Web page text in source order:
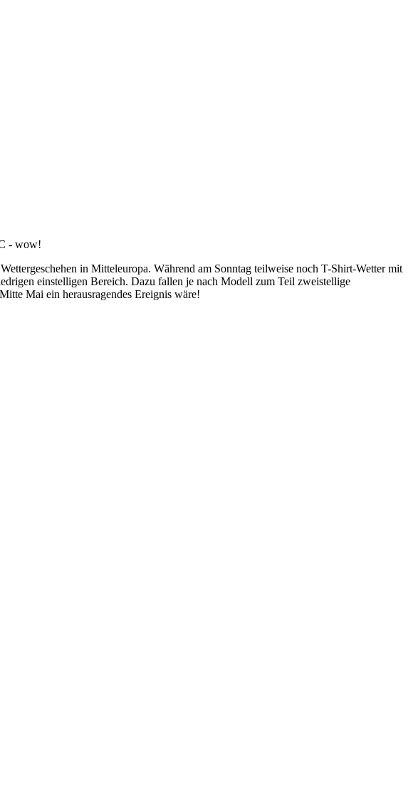
- wow!
in Mitteleuropa. Während am Sonntag teilweise noch T-Shirt-Wetter mit
einstelligen Bereich. Dazu fallen je nach Modell zum Teil zweistellige
Mai ein herausragendes Ereignis wäre!